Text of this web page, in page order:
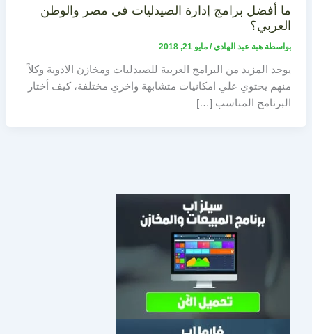
ما أفضل برامج إدارة الصيدليات في مصر والوطن
العربي؟
بواسطة هبة عبد الهادي/ مايو 21, 2018
يوجد المزيد من البرامج العربية للصيدليات ومخازن الادوية وكلاً
منهم يحتوي علي امكانيات متشابهة واخري مختلفة، كيف أختار
البرنامج المناسب […]